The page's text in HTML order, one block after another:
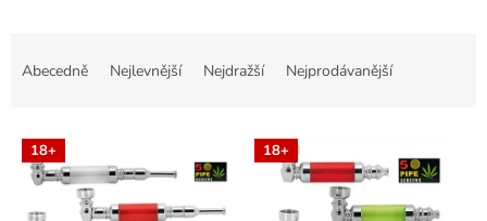
Abecedně Nejlevnější Nejdražší Nejprodávanější
V 18+ 18+